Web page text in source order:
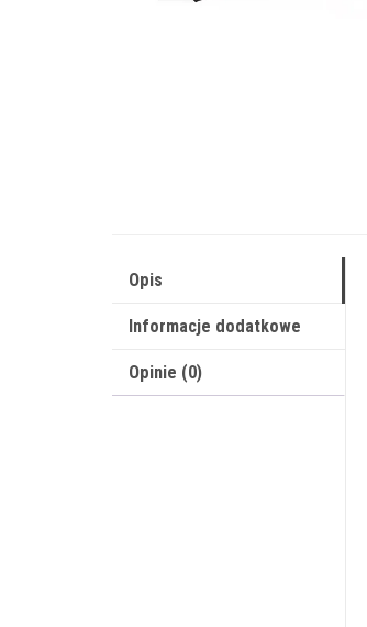
Opis
Informacje dodatkowe
Opinie (0)